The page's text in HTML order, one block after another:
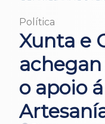
Política
Xunta e
o apoio